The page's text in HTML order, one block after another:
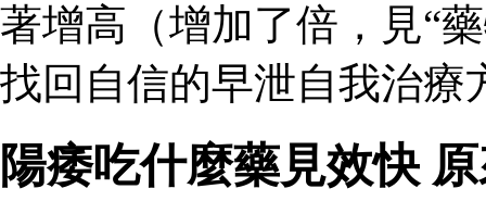
著增高（增加了倍，見“
找回自信的早泄自我治療
陽痿吃什麼藥見效快